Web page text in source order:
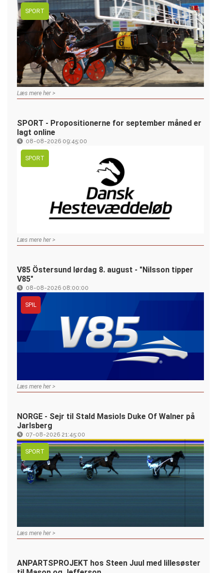
SPORT
Læs mere her >
SPORT - Propositionerne for september måned er
lagt online
08-08-2026 09:45:00
SPORT
Læs mere her >
V85 Östersund lørdag 8. august - "Nilsson tipper
V85"
08-08-2026 08:00:00
SPIL
Læs mere her >
NORGE - Sejr til Stald Masiols Duke Of Walner på
Jarlsberg
07-08-2026 21:45:00
SPORT
Læs mere her >
ANPARTSPROJEKT hos Steen Juul med lillesøster